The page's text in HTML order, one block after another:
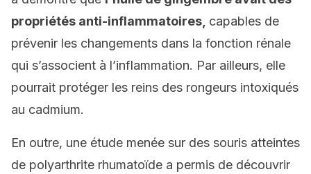
propriétés anti-inflammatoires, capables de
prévenir les changements dans la fonction rénale
qui s’associent à l’inflammation. Par ailleurs, elle
pourrait protéger les reins des rongeurs intoxiqués
au cadmium.
En outre, une étude menée sur des souris atteintes
de polyarthrite rhumatoïde a permis de découvrir